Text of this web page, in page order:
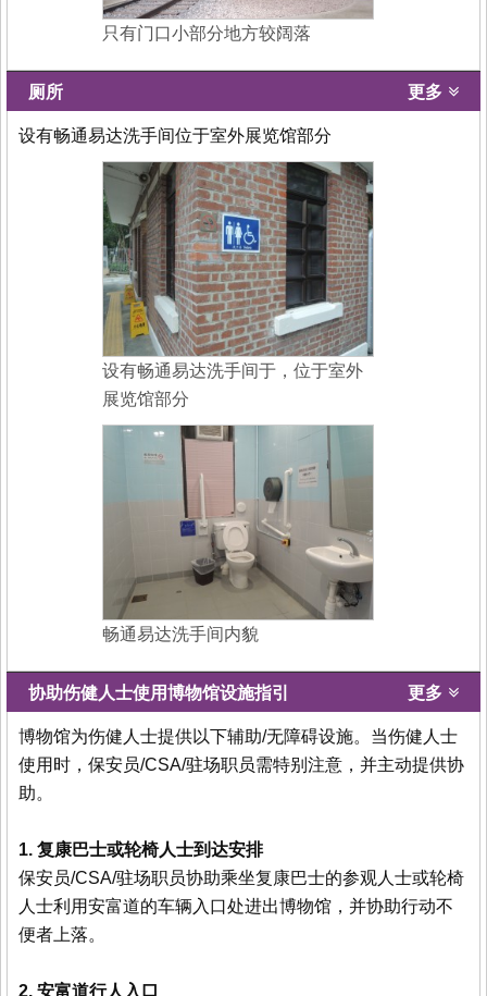
只有门口小部分地方较阔落
厕所 更多
设有畅通易达洗手间位于室外展览馆部分
设有畅通易达洗手间于，位于室外
展览馆部分
畅通易达洗手间内貌
协助伤健人士使用博物馆设施指引 更多
博物馆为伤健人士提供以下辅助/无障碍设施。当伤健人士
使用时，保安员/CSA/驻场职员需特别注意，并主动提供协
助。
1. 复康巴士或轮椅人士到达安排
保安员/CSA/驻场职员协助乘坐复康巴士的参观人士或轮椅
人士利用安富道的车辆入口处进出博物馆，并协助行动不
便者上落。
2. 安富道行人入口